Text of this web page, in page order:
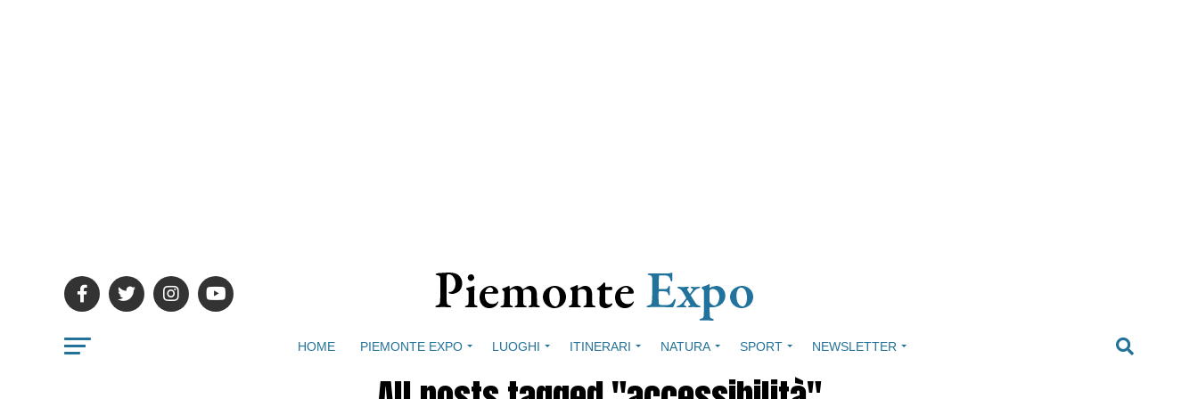
HOME PIEMONTE EXPO LUOGHI ITINERARI NATURA SPORT NEWSLETTER